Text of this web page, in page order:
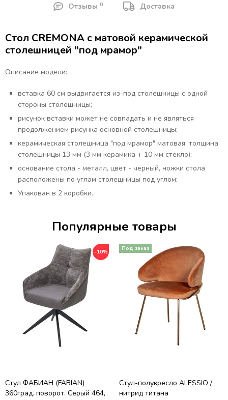
Отзывы 0 Доставка
Стол CREMONA с матовой керамической
столешницей "под мрамор"
Описание модели:
вставка 60 см выдвигается из-под столешницы с одной
стороны столешницы;
рисунок вставки может не совпадать и не являться
продолжением рисунка основной столешницы;
керамическая столешница "под мрамор" матовая, толщина
столешницы 13 мм (3 мм керамика + 10 мм стекло);
основание стола - металл, цвет - черный, ножки стола
расположены по углам столешницы под углом;
Упакован в 2 коробки.
Популярные товары
−10%
Стул ФАБИАН (FABIAN)
360град. поворот. Серый 464,
Стул-полукресло ALESSIO /
нитрид титана